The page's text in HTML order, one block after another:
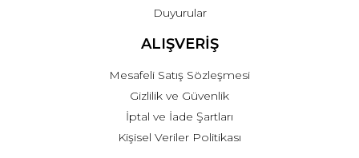
Duyurular
ALIŞVERİŞ
Mesafeli Satış Sözleşmesi
Gizlilik ve Güvenlik
İptal ve İade Şartları
Kişisel Veriler Politikası